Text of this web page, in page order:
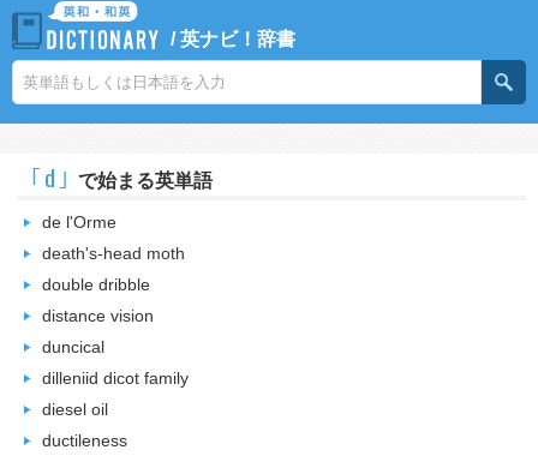
/英ナビ！辞書
｢d｣ で始まる英単語
de l'Orme
death's-head moth
double dribble
distance vision
duncical
dilleniid dicot family
diesel oil
ductileness